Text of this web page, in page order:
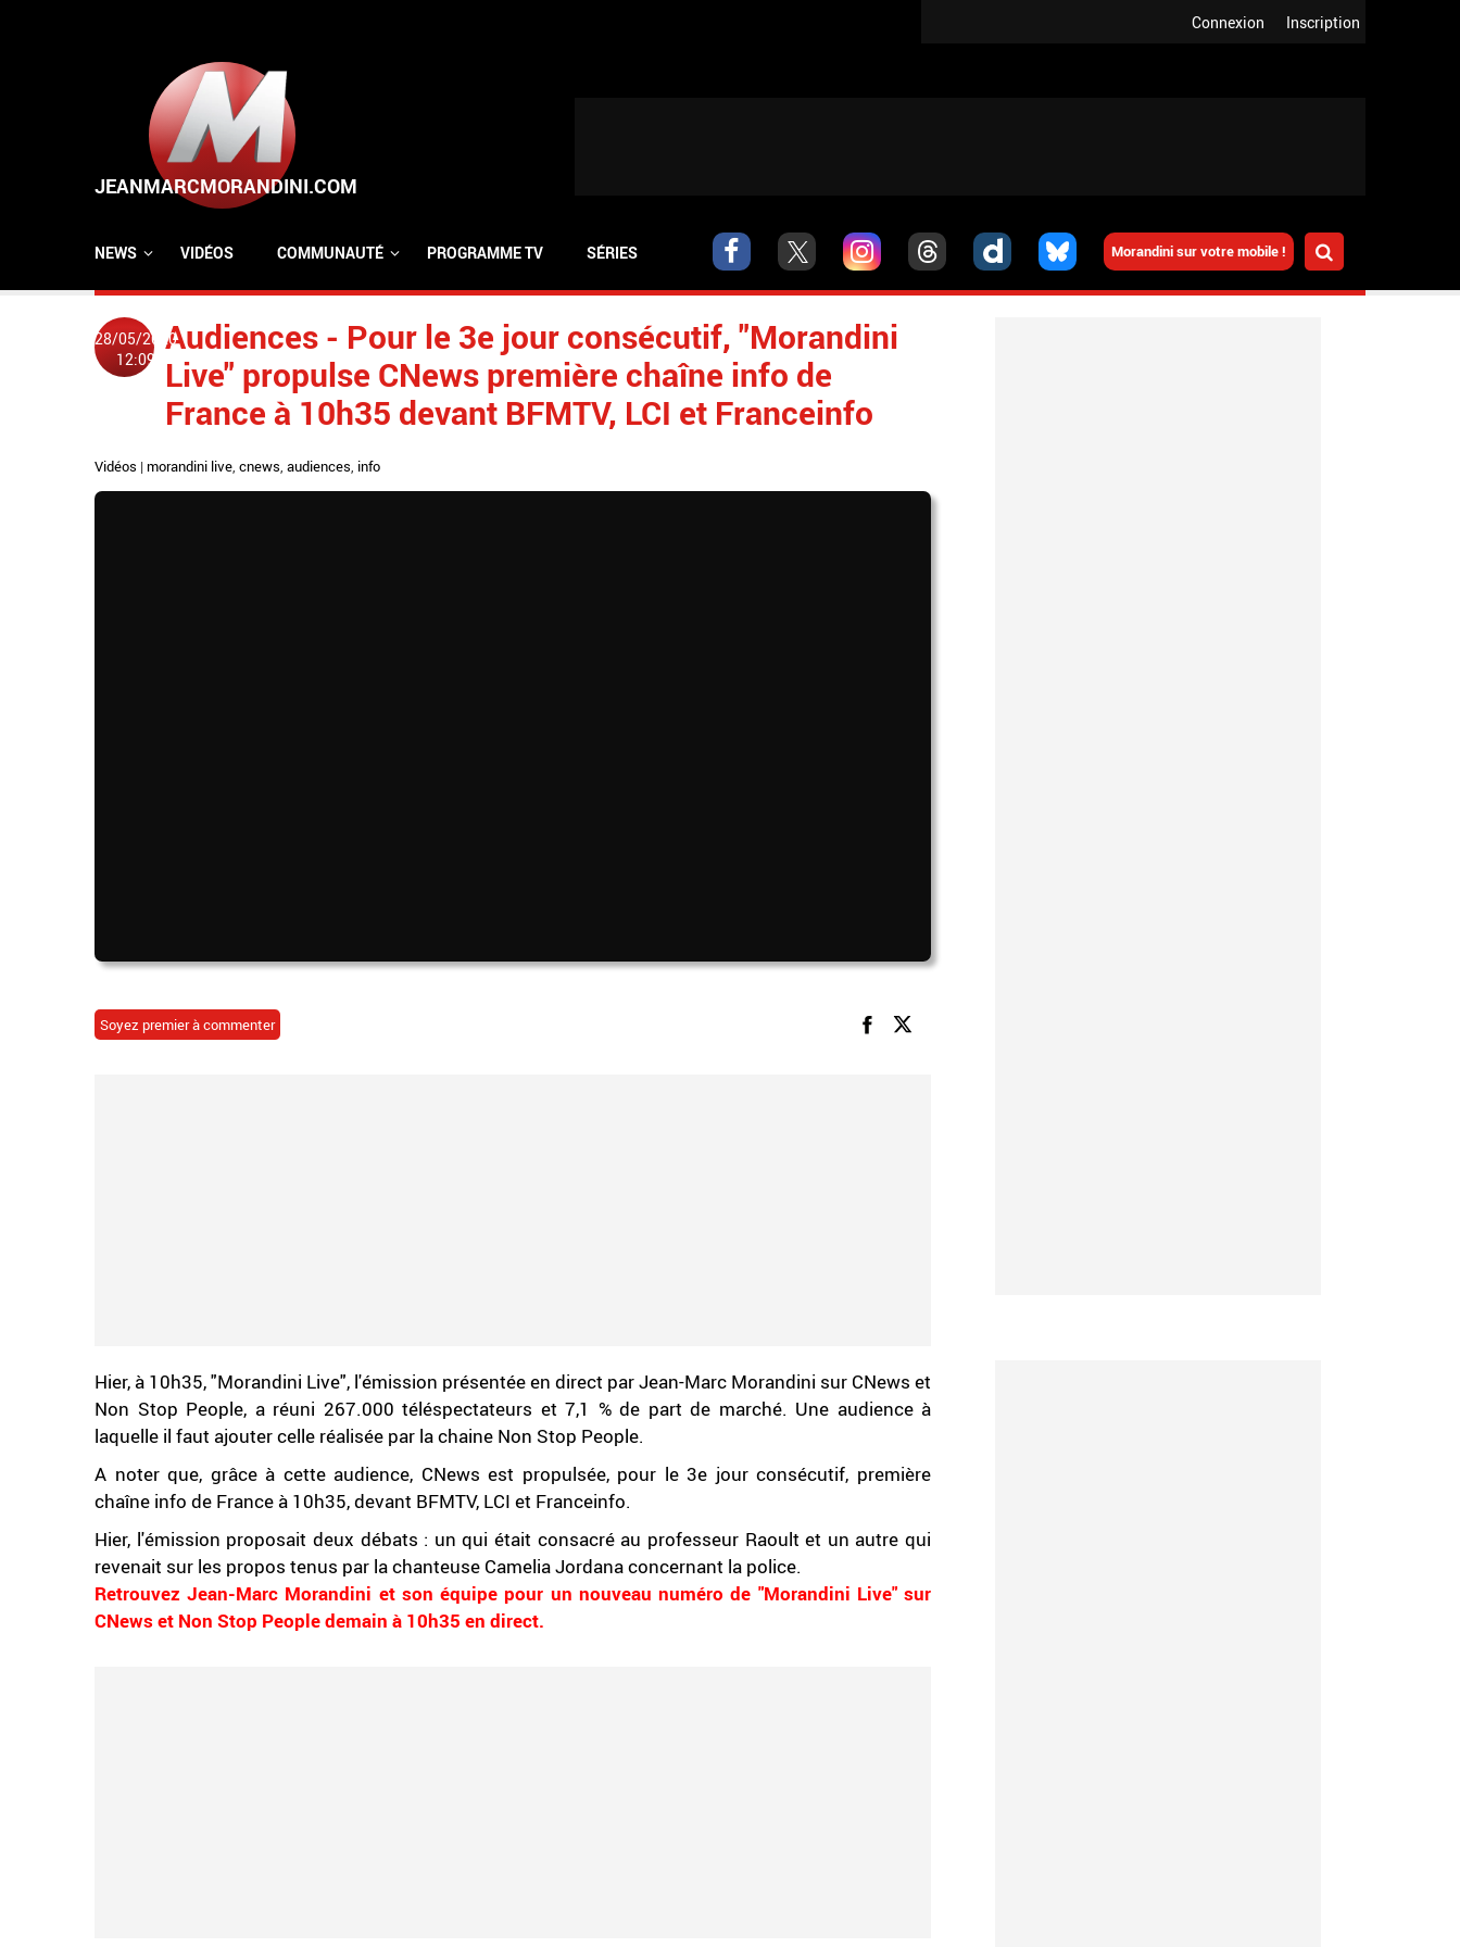
Inscription
Connexion
Morandini sur votre mobile !
NEWS VIDÉOS COMMUNAUTÉ PROGRAMME TV SÉRIES
28/05/2020
12:09
Audiences - Pour le 3e jour consécutif, "Morandini
Live" propulse CNews première chaîne info de
France à 10h35 devant BFMTV, LCI et Franceinfo
Vidéos | morandini live, cnews, audiences, info
Soyez premier à commenter
Hier, à 10h35, "Morandini Live", l'émission présentée en direct par Jean-Marc Morandini sur CNews et
Non Stop People, a réuni 267.000 téléspectateurs et 7,1 % de part de marché. Une audience à
laquelle il faut ajouter celle réalisée par la chaine Non Stop People.
A noter que, grâce à cette audience, CNews est propulsée, pour le 3e jour consécutif, première
chaîne info de France à 10h35, devant BFMTV, LCI et Franceinfo.
Hier, l'émission proposait deux débats : un qui était consacré au professeur Raoult et un autre qui
revenait sur les propos tenus par la chanteuse Camelia Jordana concernant la police.
Retrouvez Jean-Marc Morandini et son équipe pour un nouveau numéro de "Morandini Live" sur
CNews et Non Stop People demain à 10h35 en direct.